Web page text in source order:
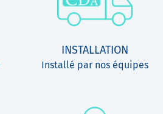
INSTALLATION
Installé par nos équipes